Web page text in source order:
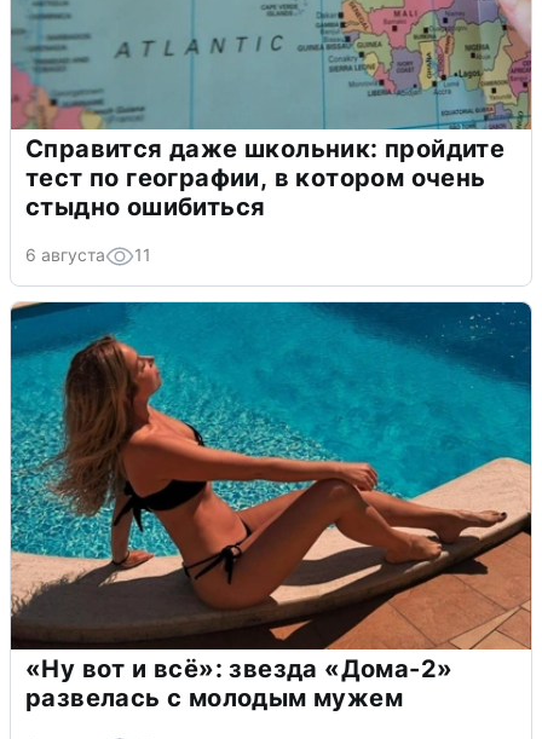
Справится даже школьник: пройдите
тест по географии, в котором очень
стыдно ошибиться
6 августа 11
«Ну вот и всё»: звезда «Дома-2»
развелась с молодым мужем